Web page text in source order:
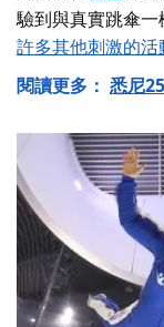
驗到與真實跳傘一
許多其他刺激的活
閱讀更多： 悉尼